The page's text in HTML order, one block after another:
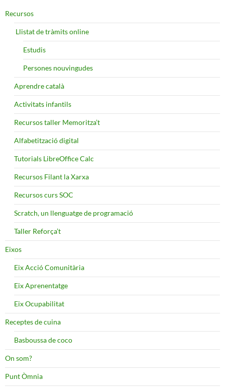
Recursos
​ Llistat de tràmits online
Estudis
Persones nouvingudes
Aprendre català
Activitats infantils
Recursos taller Memoritza’t
Alfabetització digital
Tutorials LibreOffice Calc
Recursos Filant la Xarxa
Recursos curs SOC
Scratch, un llenguatge de programació
Taller Reforça’t
Eixos
Eix Acció Comunitària
Eix Aprenentatge
Eix Ocupabilitat
Receptes de cuina
Basboussa de coco
On som?
Punt Òmnia